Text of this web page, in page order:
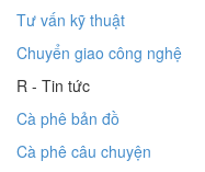
Tư vấn kỹ thuật
Chuyển giao công nghệ
R - Tin tức
Cà phê bản đồ
Cà phê câu chuyện